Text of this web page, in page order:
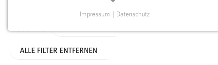
Aktive Filter:
ALLE FILTER ENTFERNEN
Funktionen und sind für die einwandfreie Funktion der
Impressum Datenschutz